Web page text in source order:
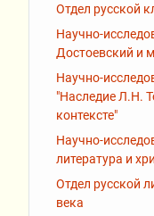
Отдел русской
Научно-
Достоевский и
Научно-
"Наследие Л.Н.
контексте"
Научно-
литература и
Отдел русской
века